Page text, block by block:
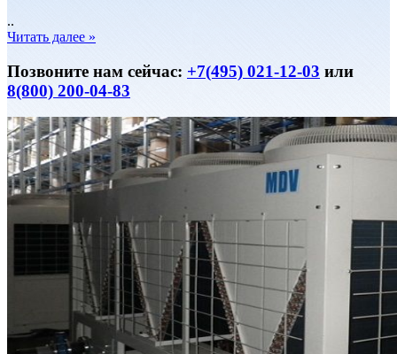
..
Читать далее »
Позвоните нам сейчас: +7(495) 021-12-03 или
8(800) 200-04-83